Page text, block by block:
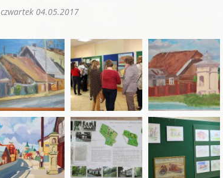
czwartek 04.05.2017